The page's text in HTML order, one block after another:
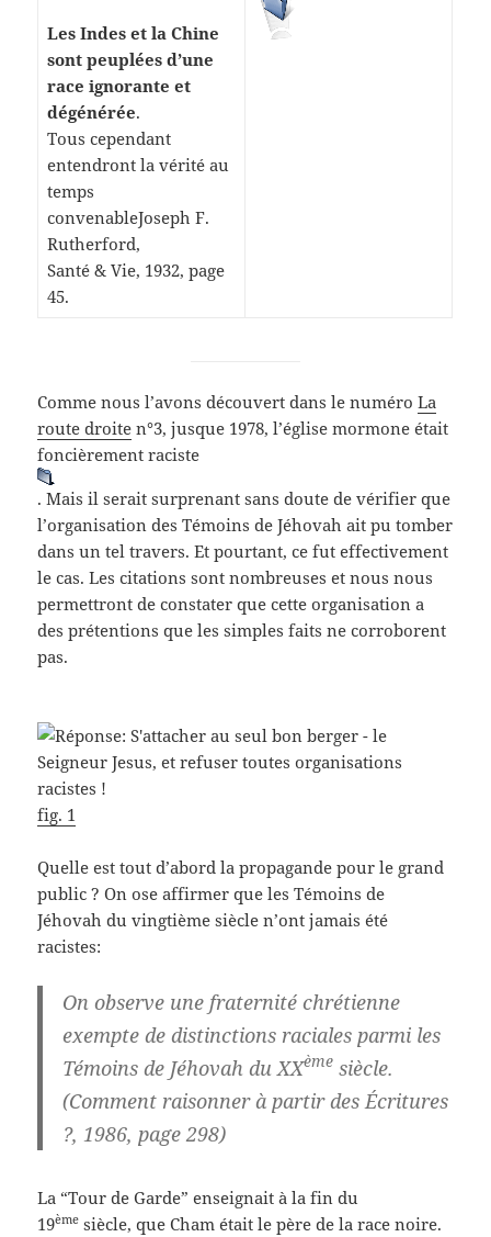
Les Indes et la Chine
sont peuplées d’une
race ignorante et
dégénérée.
Tous cependant
entendront la vérité au
temps
convenableJoseph F.
Rutherford,
Santé & Vie, 1932, page
45.
Comme nous l’avons découvert dans le numéroLa
route droite n°3, jusque 1978, l’église mormone était
foncièrement raciste
. Mais il serait surprenant sans doute de vérifier que
l’organisation des Témoins de Jéhovah ait pu tomber
dans un tel travers. Et pourtant, ce fut effectivement
le cas. Les citations sont nombreuses et nous nous
permettront de constater que cette organisation a
des prétentions que les simples faits ne corroborent
pas.
fig. 1
Quelle est tout d’abord la propagande pour le grand
public ? On ose affirmer que les Témoins de
Jéhovah du vingtième siècle n’ont jamais été
racistes:
On observe une fraternité chrétienne
exempte de distinctions raciales parmi les
Témoins de Jéhovah du XXèmesiècle.
(Comment raisonner à partir des Écritures
?, 1986, page 298)
La “Tour de Garde” enseignait à la fin du
19ème siècle, que Cham était le père de la race noire.